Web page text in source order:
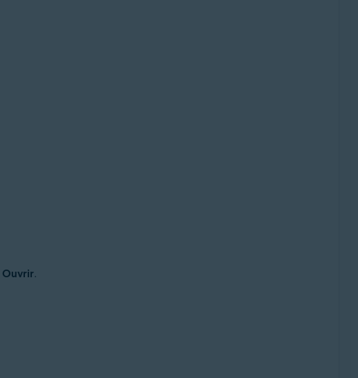
Ouvrir.